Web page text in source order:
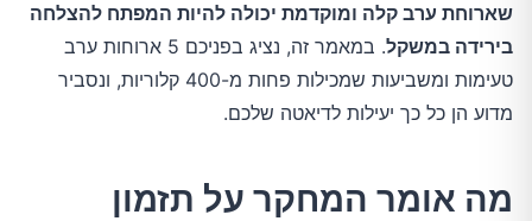
שארוחת ערב קלה ומוקדמת יכולה להיות המפתח להצלחה
בירידה במשקל
. במאמר זה, נציג בפניכם 5 ארוחות ערב
טעימות ומשביעות שמכילות פחות מ-400 קלוריות, ונסביר
מדוע הן כל כך יעילות לדיאטה שלכם.
מה אומר המחקר על תזמון